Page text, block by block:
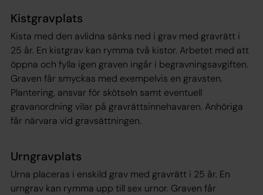
Kistgravplats
Kista med den avlidna sänks ned i grav med gravrätt i
25 år. En kistgrav kan rymma två kistor. Arbetet med att
öppna och fylla igen graven ingår i begravningsavgiften.
Graven får smyckas med exempelvis en gravsten.
Plantering, ansvar för skötseln samt eventuell
gravanordning vilar på gravrättsinnehavaren. Anhöriga
får närvara vid gravsättningen.
Urngravplats
Urna placeras i enskild grav med gravrätt i 25 år. En
urngrav kan rymma upp till sex urnor. Graven får